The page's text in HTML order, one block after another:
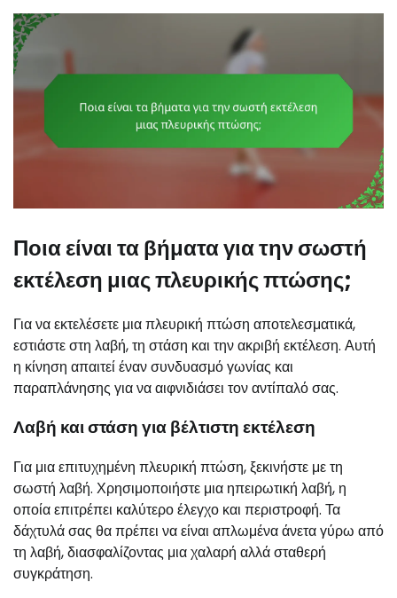
Ποια είναι τα βήματα για την σωστή
εκτέλεση μιας πλευρικής πτώσης;
Για να εκτελέσετε μια πλευρική πτώση αποτελεσματικά,
εστιάστε στη λαβή, τη στάση και την ακριβή εκτέλεση. Αυτή
η κίνηση απαιτεί έναν συνδυασμό γωνίας και
παραπλάνησης για να αιφνιδιάσει τον αντίπαλό σας.
Λαβή και στάση για βέλτιστη εκτέλεση
Για μια επιτυχημένη πλευρική πτώση, ξεκινήστε με τη
σωστή λαβή. Χρησιμοποιήστε μια ηπειρωτική λαβή, η
οποία επιτρέπει καλύτερο έλεγχο και περιστροφή. Τα
δάχτυλά σας θα πρέπει να είναι απλωμένα άνετα γύρω από
τη λαβή, διασφαλίζοντας μια χαλαρή αλλά σταθερή
συγκράτηση.